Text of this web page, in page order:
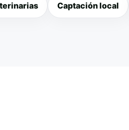
Captación local